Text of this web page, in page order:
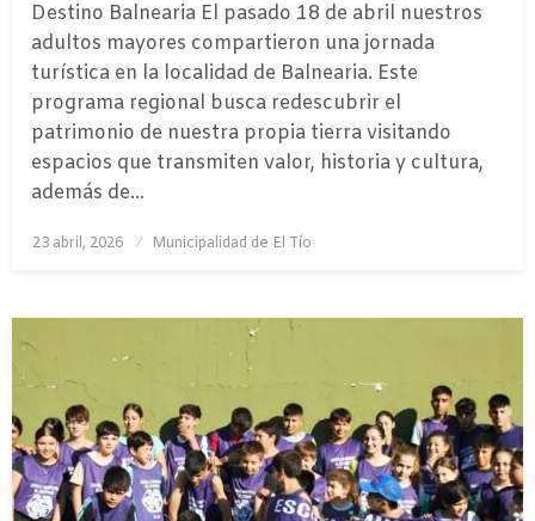
Destino Balnearia El pasado 18 de abril nuestros
adultos mayores compartieron una jornada
turística en la localidad de Balnearia. Este
programa regional busca redescubrir el
patrimonio de nuestra propia tierra visitando
espacios que transmiten valor, historia y cultura,
además de…
Publicado
23 abril, 2026 Municipalidad de El Tío